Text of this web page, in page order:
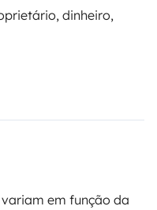
dinheiro,
em função da